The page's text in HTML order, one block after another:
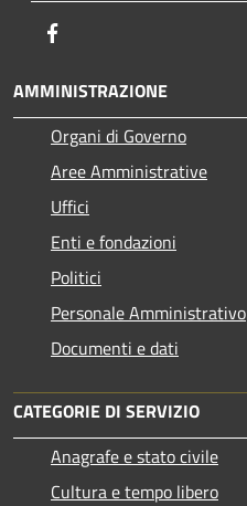
AMMINISTRAZIONE
Organi di Governo
Aree Amministrative
Uffici
Enti e fondazioni
Politici
Personale Amministrativo
Documenti e dati
CATEGORIE DI SERVIZIO
Anagrafe e stato civile
Cultura e tempo libero